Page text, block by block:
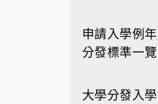
申請入學例
分發標準一
大學分發入學